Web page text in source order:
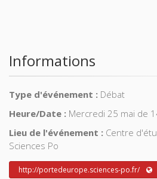
Informations
Type d'événement : Débat
Heure/Date : Mercredi 25 mai de
Lieu de l'événement : Centre
Sciences Po
http://portedeurope.sciences-po.fr/